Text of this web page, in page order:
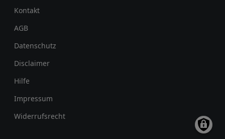
Kontakt
AGB
Datenschutz
Disclaimer
Hilfe
Impressum
Widerrufsrecht